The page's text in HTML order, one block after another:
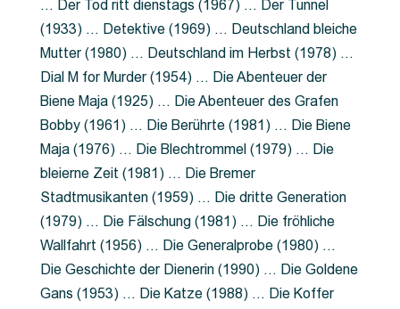
… Der Tod ritt dienstags (1967) … Der Tunnel
(1933) … Detektive (1969) … Deutschland bleiche
Mutter (1980) … Deutschland im Herbst (1978) …
Dial M for Murder (1954) … Die Abenteuer der
Biene Maja (1925) … Die Abenteuer des Grafen
Bobby (1961) … Die Berührte (1981) … Die Biene
Maja (1976) … Die Blechtrommel (1979) … Die
bleierne Zeit (1981) … Die Bremer
Stadtmusikanten (1959) … Die dritte Generation
(1979) … Die Fälschung (1981) … Die fröhliche
Wallfahrt (1956) … Die Generalprobe (1980) …
Die Geschichte der Dienerin (1990) … Die Goldene
Gans (1953) … Die Katze (1988) … Die Koffer